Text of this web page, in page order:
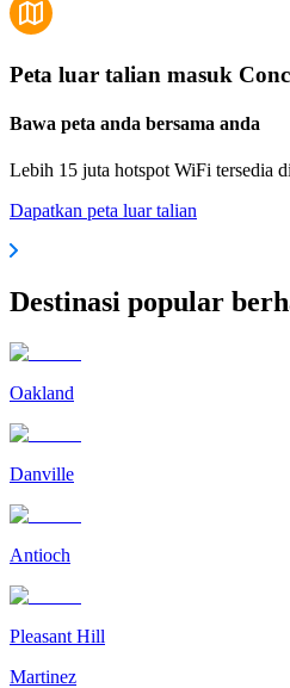
Peta luar talian masuk
Bawa peta anda bersama anda
Lebih 15 juta hotspot WiFi tersedia
Dapatkan peta luar talian
Destinasi popular
Oakland
Danville
Antioch
Pleasant Hill
Martinez